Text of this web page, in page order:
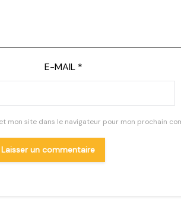
E-MAIL *
mon site dans le navigateur pour mon prochain